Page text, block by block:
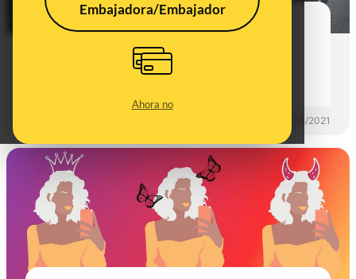
Embajadora/Embajador
Ahora no
Instagram ya ofrece la opción de
ocultar los ‘me gusta’ de las
publicaciones para reducir la
27/05/2021